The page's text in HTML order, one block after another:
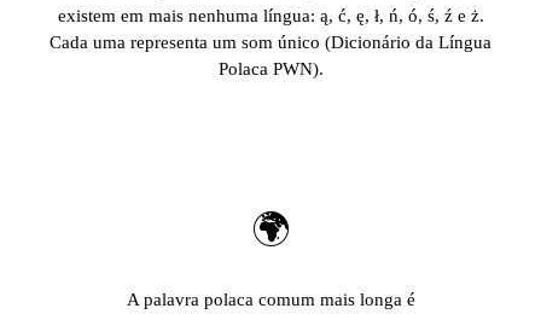
existem em mais nenhuma língua: ą, ć, ę, ł, ń, ó, ś, ź e ż.
Cada uma representa um som único (Dicionário da Língua
Polaca PWN).
🌍
A palavra polaca comum mais longa é